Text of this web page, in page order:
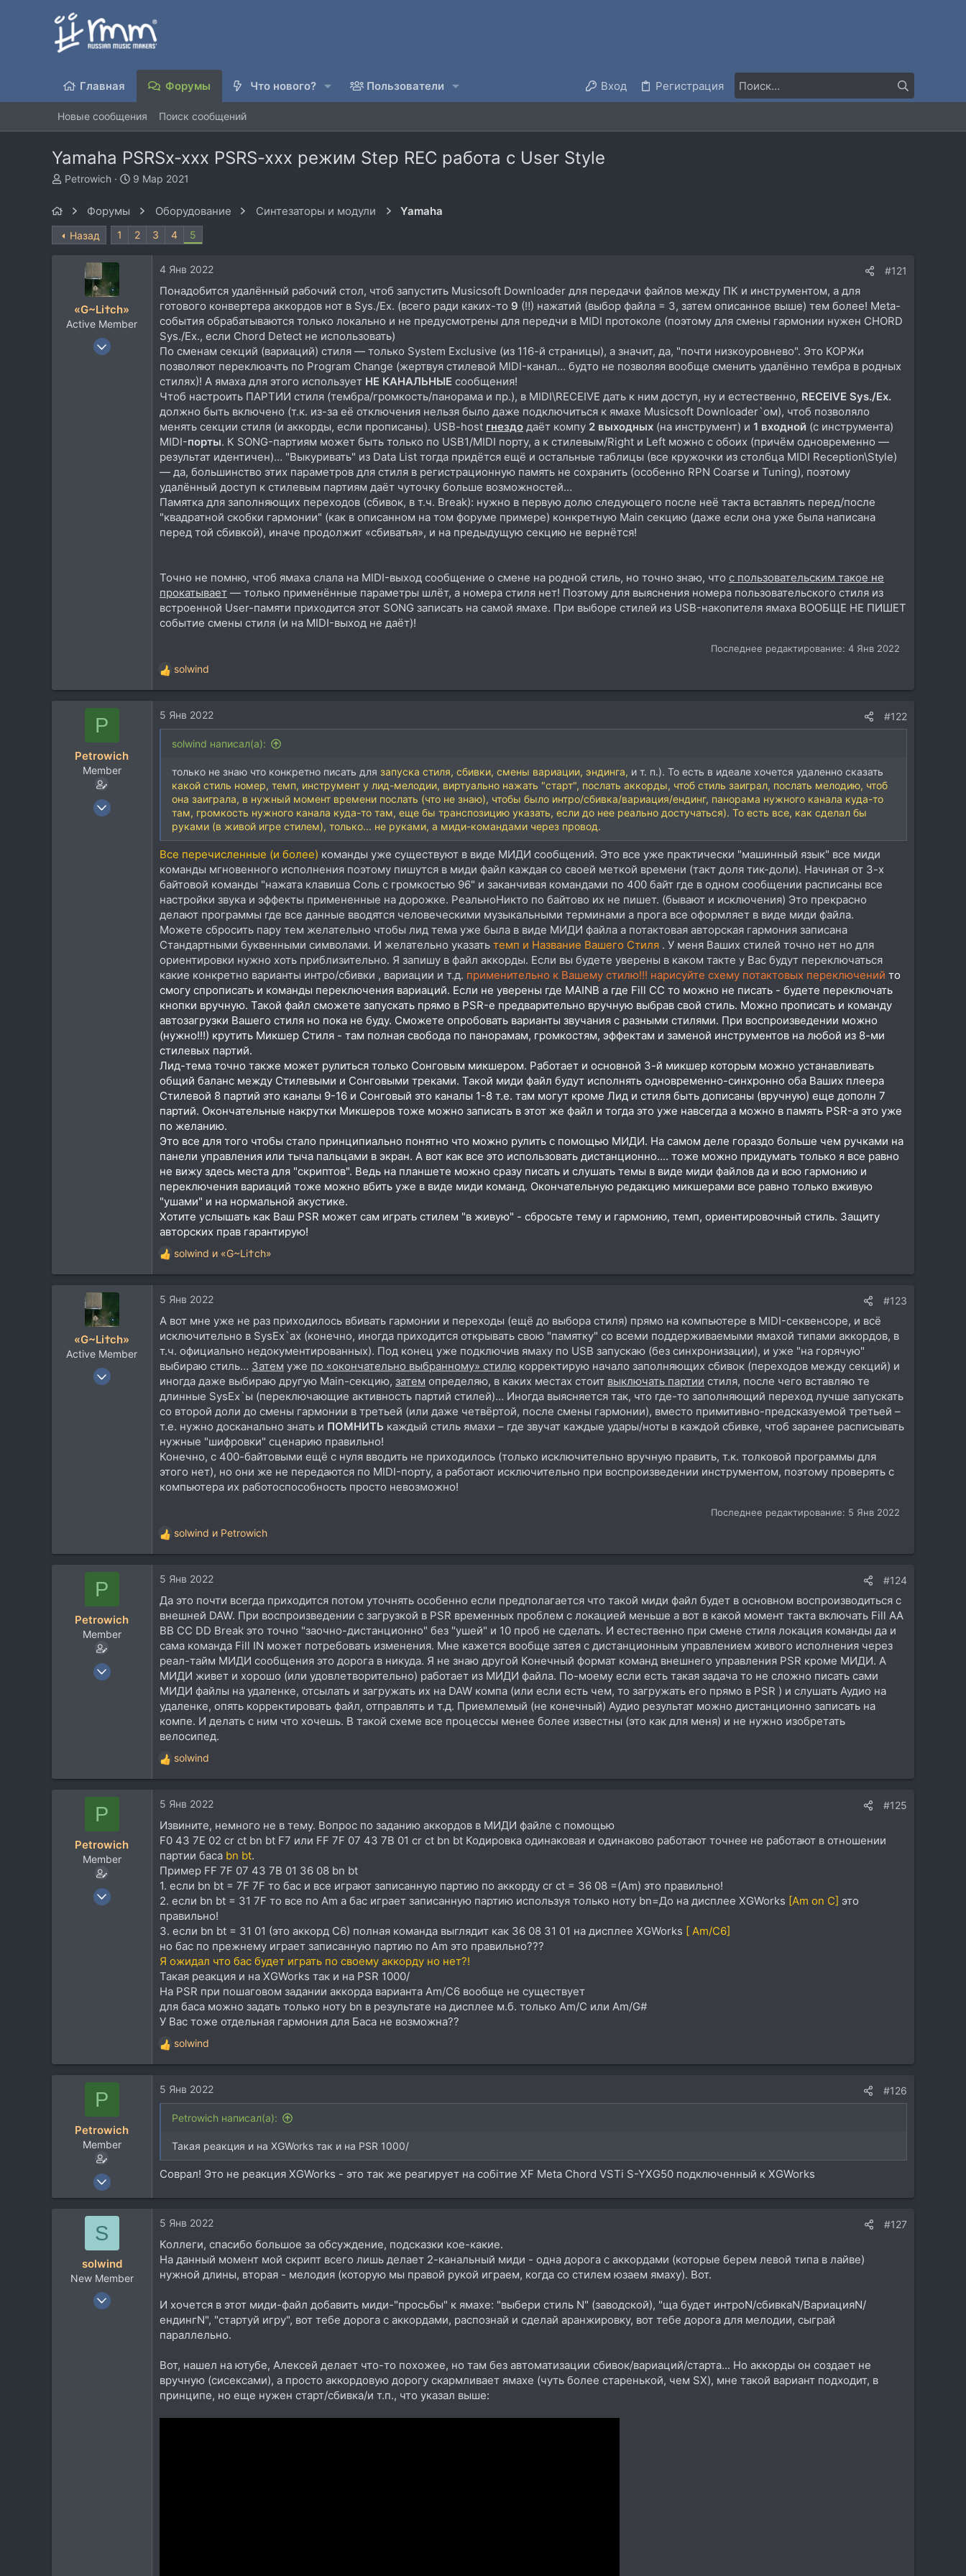
Главная Форумы Что нового? Пользователи Вход Регистрация
Новые сообщения Поиск сообщений
Yamaha PSRSx-xxx PSRS-xxx режим Step REC работа с User Style
А
р
т
Petrowich
Д
н
а
9 Мар 2021
Форумы Оборудование Синтезаторы и модули Yamaha
Назад 1 2 3 4 5
«G~Li†ch»
Active Member
6 Ноя 2015
4 Янв 2022 #121
Понадобится удалённый рабочий стол, чтоб запустить Musicsoft Downloader для передачи файлов между ПК и инструментом, а для
готового конвертера аккордов нот в Sys./Ex. (всего ради каких-то 9 (‼) нажатий (выбор файла = 3, затем описанное выше) тем более! Meta-
события обрабатываются только локально и не предусмотрены для передчи в MIDI протоколе (поэтому для смены гармонии нужен CHORD
Sys./Ex., если Chord Detect не использовать)
По сменам секций (вариаций) стиля — только System Exclusive (из 116-й страницы), а значит, да, "почти низкоуровнево". Это КОРЖи
позволяют переклюачть по Program Change (жертвуя стилевой MIDI-канал… будто не позволяя вообще сменить удалённо тембра в родных
стилях)! А ямаха для этого использует НЕ КАНАЛЬНЫЕ сообщения!
Чтоб настроить ПАРТИИ стиля (тембра/громкость/панорама и пр.), в MIDI\RECEIVE дать к ним доступ, ну и естественно, RECEIVE Sys./Ex.
должно быть включено (т.к. из-за её отключения нельзя было даже подключиться к ямахе Musicsoft Downloader`ом), чтоб позволяло
менять секции стиля (и аккорды, если прописаны). USB-host гнездо даёт компу 2 выходных (на инструмент) и 1 входной (с инструмента)
MIDI-порты. К SONG-партиям может быть только по USB1/MIDI порту, а к стилевым/Right и Left можно с обоих (причём одновременно —
результат идентичен)… "Выкуривать" из Data List тогда придётся ещё и остальные таблицы (все кружочки из столбца MIDI Reception\Style)
— да, большинство этих параметров для стиля в регистрационную память не сохранить (особенно RPN Coarse и Tuning), поэтому
удалённый доступ к стилевым партиям даёт чуточку больше возможностей…
Памятка для заполняющих переходов (сбивок, в т.ч. Break): нужно в первую долю следующего после неё такта вставлять перед/после
"квадратной скобки гармонии" (как в описанном на том форуме примере) конкретную Main секцию (даже если она уже была написана
перед той сбивкой), иначе продолжит «сбиватья», и на предыдущую секцию не вернётся!
Точно не помню, чтоб ямаха слала на MIDI-выход сообщение о смене на родной стиль, но точно знаю, что с пользовательским такое не
прокатывает — только применённые параметры шлёт, а номера стиля нет! Поэтому для выяснения номера пользовательского стиля из
встроенной User-памяти приходится этот SONG записать на самой ямахе. При выборе стилей из USB-накопителя ямаха ВООБЩЕ НЕ ПИШЕТ
событие смены стиля (и на MIDI-выход не даёт)!
Последнее редактирование: 4 Янв 2022
Р
е
к
ц
solwind
P
Petrowich
Member
7 Апр 2018
5 Янв 2022 #122
solwind написал(а):
только не знаю что конкретно писать для запуска стиля, сбивки, смены вариации, эндинга, и т. п.). То есть в идеале хочется удаленно сказать
какой стиль номер, темп, инструмент у лид-мелодии, виртуально нажать "старт", послать аккорды, чтоб стиль заиграл, послать мелодию, чтоб
она заиграла, в нужный момент времени послать (что не знаю), чтобы было интро/сбивка/вариация/ендинг, панорама нужного канала куда-то
там, громкость нужного канала куда-то там, еще бы транспозицию указать, если до нее реально достучаться). То есть все, как сделал бы
руками (в живой игре стилем), только... не руками, а миди-командами через провод.
Все перечисленные (и более) команды уже существуют в виде МИДИ сообщений. Это все уже практически "машинный язык" все миди
команды мгновенного исполнения поэтому пишутся в миди файл каждая со своей меткой времени (такт доля тик-доли). Начиная от 3-х
байтовой команды "нажата клавиша Соль с громкостью 96" и заканчивая командами по 400 байт где в одном сообщении расписаны все
настройки звука и эффекты примененные на дорожке. РеальноНикто по байтово их не пишет. (бывают и исключения) Это прекрасно
делают программы где все данные вводятся человеческими музыкальными терминами а прога все оформляет в виде миди файла.
Можете сбросить пару тем желательно чтобы лид тема уже была в виде МИДИ файла а потактовая авторская гармония записана
Стандартными буквенными символами. И желательно указать темп и Название Вашего Стиля . У меня Ваших стилей точно нет но для
ориентировки нужно хоть приблизительно. Я запишу в файл аккорды. Если вы будете уверены в каком такте у Вас будут переключаться
какие конкретно варианты интро/сбивки , вариации и т.д. применительно к Вашему стилю!!! нарисуйте схему потактовых переключений то
смогу спрописать и команды переключения вариаций. Если не уверены где MAINB а где Fill CC то можно не писать - будете переключать
кнопки вручную. Такой файл сможете запускать прямо в PSR-е предварительно вручную выбрав свой стиль. Можно прописать и команду
автозагрузки Вашего стиля но пока не буду. Сможете опробовать варианты звучания с разными стилями. При воспроизведении можно
(нужно!!!) крутить Микшер Стиля - там полная свобода по панорамам, громкостям, эффектам и заменой инструментов на любой из 8-ми
стилевых партий.
Лид-тема точно также может рулиться только Сонговым микшером. Работает и основной 3-й микшер которым можно устанавливать
общий баланс между Стилевыми и Сонговыми треками. Такой миди файл будут исполнять одновременно-синхронно оба Ваших плеера
Стилевой 8 партий это каналы 9-16 и Сонговый это каналы 1-8 т.е. там могут кроме Лид и стиля быть дописаны (вручную) еще дополн 7
партий. Окончательные накрутки Микшеров тоже можно записать в этот же файл и тогда это уже навсегда а можно в память PSR-а это уже
по желанию.
Это все для того чтобы стало принципиально понятно что можно рулить с помощью МИДИ. На самом деле гораздо больше чем ручками на
панели управления или тыча пальцами в экран. А вот как все это использовать дистанционно.... тоже можно придумать только я все равно
не вижу здесь места для "скриптов". Ведь на планшете можно сразу писать и слушать темы в виде миди файлов да и всю гармонию и
переключения вариаций тоже можно вбить уже в виде миди команд. Окончательную редакцию микшерами все равно только вживую
"ушами" и на нормальной акустике.
Хотите услышать как Ваш PSR может сам играть стилем "в живую" - сбросьте тему и гармонию, темп, ориентировочный стиль. Защиту
авторских прав гарантирую!
Р
е
к
и
и
solwind и «G~Li†ch»
«G~Li†ch»
Active Member
6 Ноя 2015
5 Янв 2022 #123
А вот мне уже не раз приходилось вбивать гармонии и переходы (ещё до выбора стиля) прямо на компьютере в MIDI-секвенсоре, и всё
исключительно в SysEx`ах (конечно, иногда приходится открывать свою "памятку" со всеми поддерживаемыми ямахой типами аккордов, в
т.ч. официально недокументированных). Под конец уже подключив ямаху по USB запускаю (без синхронизации), и уже "на горячую"
выбираю стиль… Затем уже по «окончательно выбранному» стилю корректирую начало заполняющих сбивок (переходов между секций) и
иногда даже выбираю другую Main-секцию, затем определяю, в каких местах стоит выключать партии стиля, после чего вставляю те
длинные SysEx`ы (переключающие активность партий стилей)… Иногда выясняется так, что где-то заполняющий переход лучше запускать
со второй доли до смены гармонии в третьей (или даже четвёртой, после смены гармонии), вместо примитивно-предсказуемой третьей –
т.е. нужно досканально знать и ПОМНИТЬ каждый стиль ямахи – где звучат каждые удары/ноты в каждой сбивке, чтоб заранее расписывать
нужные "шифровки" сценарию правильно!
Конечно, с 400-байтовыми ещё с нуля вводить не приходилось (только исключительно вручную править, т.к. толковой программы для
этого нет), но они же не передаются по MIDI-порту, а работают исключительно при воспроизведении инструментом, поэтому проверять с
компьютера их работоспособность просто невозможно!
Последнее редактирование: 5 Янв 2022
Р
е
к
и
и
:
solwind и Petrowich
P
Petrowich
Member
7 Апр 2018
5 Янв 2022 #124
Да это почти всегда приходится потом уточнять особенно если предполагается что такой миди файл будет в основном воспроизводиться с
внешней DAW. При воспроизведении с загрузкой в PSR временных проблем с локацией меньше а вот в какой момент такта включать Fill AA
BB CC DD Break это точно "заочно-дистанционно" без "ушей" и 10 проб не сделать. И естественно при смене стиля локация команды да и
сама команда Fill IN может потребовать изменения. Мне кажется вообще затея с дистанционным управлением живого исполнения через
реал-тайм МИДИ сообщения это дорога в никуда. Я не знаю другой Конечный формат команд внешнего управления PSR кроме МИДИ. А
МИДИ живет и хорошо (или удовлетворительно) работает из МИДИ файла. По-моему если есть такая задача то не сложно писать сами
МИДИ файлы на удаленке, отсылать и загружать их на DAW компа (или если есть чем, то загружать его прямо в PSR ) и слушать Аудио на
удаленке, опять корректировать файл, отправлять и т.д. Приемлемый (не конечный) Аудио результат можно дистанционно записать на
компе. И делать с ним что хочешь. В такой схеме все процессы менее более известны (это как для меня) и не нужно изобретать
велосипед.
Р
е
к
и
и
:
solwind
P
Petrowich
Member
7 Апр 2018
5 Янв 2022 #125
Извините, немного не в тему. Вопрос по заданию аккордов в МИДИ файле с помощью
F0 43 7E 02 cr ct bn bt F7 или FF 7F 07 43 7B 01 cr ct bn bt Кодировка одинаковая и одинаково работают точнее не работают в отношении
партии баса bn bt.
Пример FF 7F 07 43 7B 01 36 08 bn bt
1. если bn bt = 7F 7F то бас и все играют записанную партию по аккорду cr ct = 36 08 =(Am) это правильно!
2. если bn bt = 31 7F то все по Am а бас играет записанную партию используя только ноту bn=До на дисплее XGWorks [Am on C] это
правильно!
3. если bn bt = 31 01 (это аккорд C6) полная команда выглядит как 36 08 31 01 на дисплее XGWorks [ Am/C6]
но бас по прежнему играет записанную партию по Am это правильно???
Я ожидал что бас будет играть по своему аккорду но нет?!
Такая реакция и на XGWorks так и на PSR 1000/
На PSR при пошаговом задании аккорда варианта Am/C6 вообще не существует
для баса можно задать только ноту bn в результате на дисплее м.б. только Am/C или Am/G#
У Вас тоже отдельная гармония для Баса не возможна??
Р
е
к
ц
solwind
P
Petrowich
Member
7 Апр 2018
96
5 Янв 2022 #126
Petrowich написал(а):
Такая реакция и на XGWorks так и на PSR 1000/
Соврал! Это не реакция XGWorks - это так же реагирует на собітие XF Meta Chord VSTi S-YXG50 подключенный к XGWorks
S
solwind
New Member
22 Ноя 2013
5 Янв 2022 #127
Коллеги, спасибо большое за обсуждение, подсказки кое-какие.
На данный момент мой скрипт всего лишь делает 2-канальный миди - одна дорога с аккордами (которые берем левой типа в лайве)
нужной длины, вторая - мелодия (которую мы правой рукой играем, когда со стилем юзаем ямаху). Вот.
И хочется в этот миди-файл добавить миди-"просьбы" к ямахе: "выбери стиль N" (заводской), "ща будет интроN/сбивкаN/ВариацияN/
ендингN", "стартуй игру", вот тебе дорога с аккордами, распознай и сделай аранжировку, вот тебе дорога для мелодии, сыграй
параллельно.
Вот, нашел на ютубе, Алексей делает что-то похожее, но там без автоматизации сбивок/вариаций/старта... Но аккорды он создает не
вручную (сисексами), а просто аккордовую дорогу скармливает ямахе (чуть более старенькой, чем SX), мне такой вариант подходит, в
принципе, но еще нужен старт/сбивка/и т.п., что указал выше: